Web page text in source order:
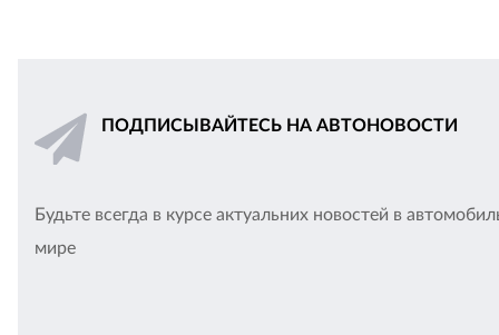
ПОДПИСЫВАЙТЕСЬ НА АВТОНОВОСТИ
Будьте всегда в курсе актуальних новостей в
мире